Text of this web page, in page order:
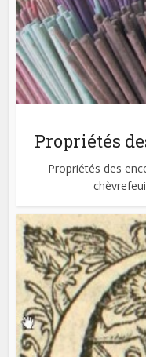
Propriétés
Propriétés des